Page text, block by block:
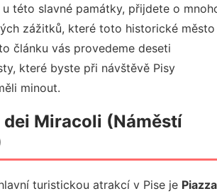
u této slavné památky, přijdete o
zážitků, které toto historické město
článku vás provedeme deseti
které byste při návštěvě Pisy
minout.
dei Miracoli (Náměstí
turistickou atrakcí v Pise je Piazza